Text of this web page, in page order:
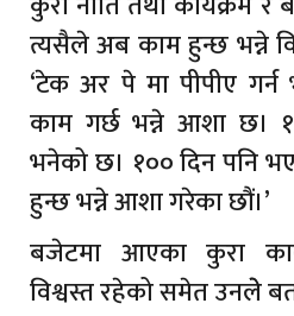
त्यसैले अब काम हुन्छ भन्ने
‘टेक अर पे मा पीपीए
काम गर्छ भन्ने आशा छ।
भनेको छ। १०० दिन पनि
हुन्छ भन्ने आशा गरेका छौं।’
बजेटमा आएका कुरा
विश्वस्त रहेको समेत उनलेे